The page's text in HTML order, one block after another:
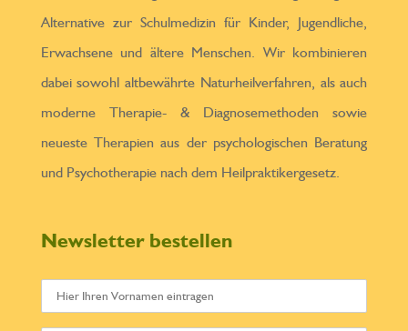
Alternative zur Schulmedizin für Kinder, Jugendliche,
Erwachsene und ältere Menschen. Wir kombinieren
dabei sowohl altbewährte Naturheilverfahren, als auch
moderne Therapie- & Diagnosemethoden sowie
neueste Therapien aus der psychologischen Beratung
und Psychotherapie nach dem Heilpraktikergesetz.
Newsletter bestellen